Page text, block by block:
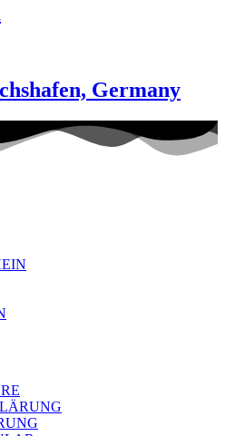
Germany